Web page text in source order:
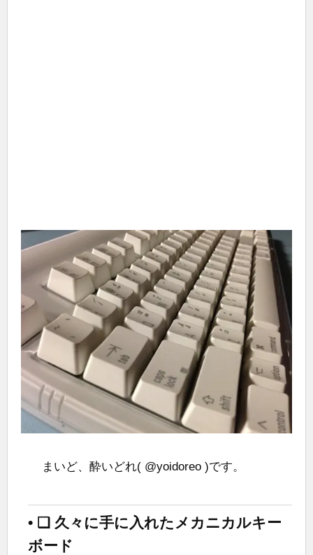
まいど、酔いどれ( @yoidoreo )です。
• ❑ 久々に手に入れたメカニカルキー
ボード